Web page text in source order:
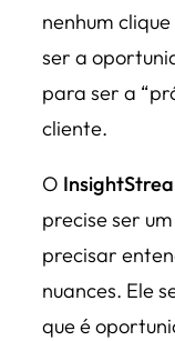
nenhum
ser a
para ser a
cliente.
O
precise ser
precisar
nuances. Ele
que é